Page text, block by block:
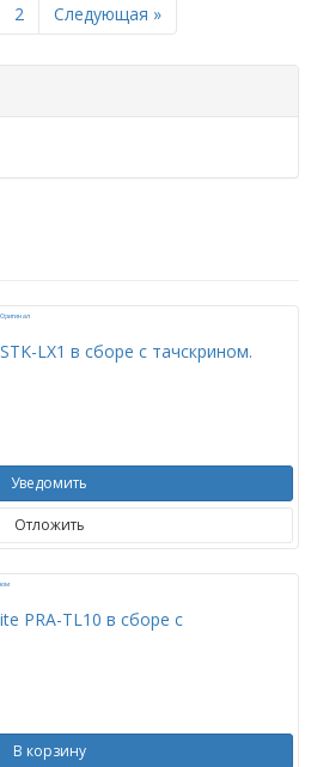
2 Следующая »Next
LX1 в сборе с тачскрином.
Уведомить
Отложить
PRA-TL10 в сборе с
В корзину